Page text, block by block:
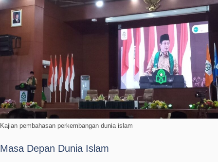
Kajian pembahasan perkembangan dunia islam
Masa Depan Dunia Islam